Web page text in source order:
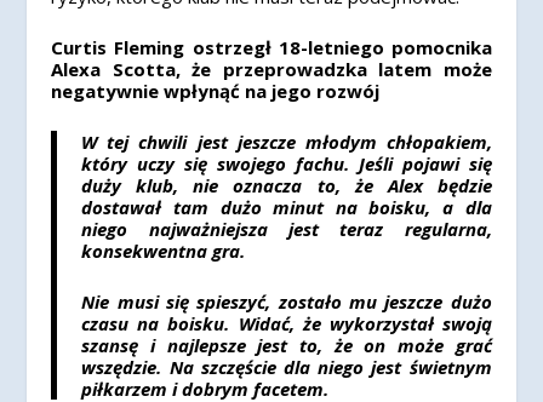
Curtis Fleming ostrzegł 18-letniego pomocnika
Alexa Scotta, że ​​przeprowadzka latem może
negatywnie wpłynąć na jego rozwój
W tej chwili jest jeszcze młodym chłopakiem,
który uczy się swojego fachu. Jeśli pojawi się
duży klub, nie oznacza to, że Alex będzie
dostawał tam dużo minut na boisku, a dla
niego najważniejsza jest teraz regularna,
konsekwentna gra.
Nie musi się spieszyć, zostało mu jeszcze dużo
czasu na boisku. Widać, że wykorzystał swoją
szansę i najlepsze jest to, że on może grać
wszędzie. Na szczęście dla niego jest świetnym
piłkarzem i dobrym facetem.